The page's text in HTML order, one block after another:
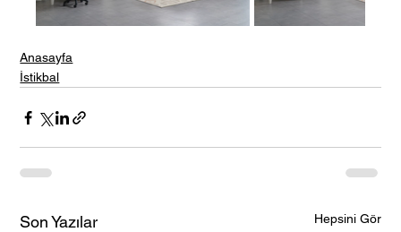
Anasayfa
İstikbal
Son Yazılar Hepsini Gör